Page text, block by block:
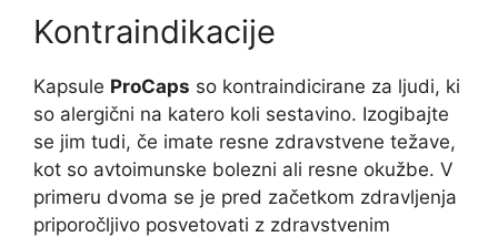
Kontraindikacije
Kapsule ProCaps so kontraindicirane za ljudi, ki
so alergični na katero koli sestavino. Izogibajte
se jim tudi, če imate resne zdravstvene težave,
kot so avtoimunske bolezni ali resne okužbe. V
primeru dvoma se je pred začetkom zdravljenja
priporočljivo posvetovati z zdravstvenim